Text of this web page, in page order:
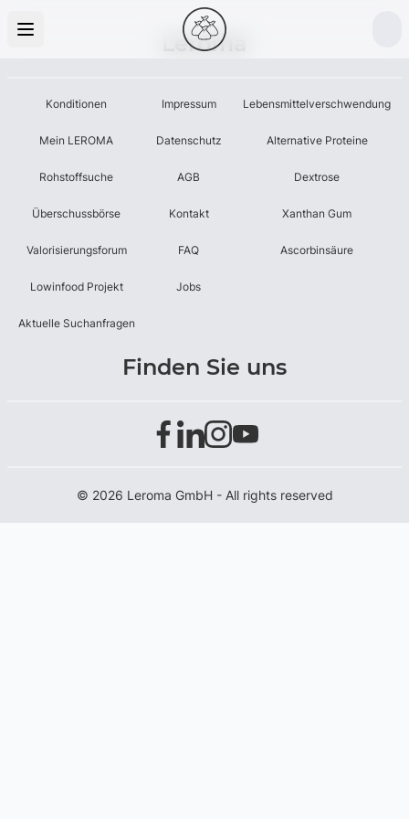
Leroma
Konditionen
Mein LEROMA
Rohstoffsuche
Überschussbörse
Valorisierungsforum
Lowinfood Projekt
Aktuelle Suchanfragen
Impressum
Datenschutz
AGB
Kontakt
FAQ
Jobs
Lebensmittelverschwendung
Alternative Proteine
Dextrose
Xanthan Gum
Ascorbinsäure
Finden Sie uns
© 2026 Leroma GmbH - All rights reserved